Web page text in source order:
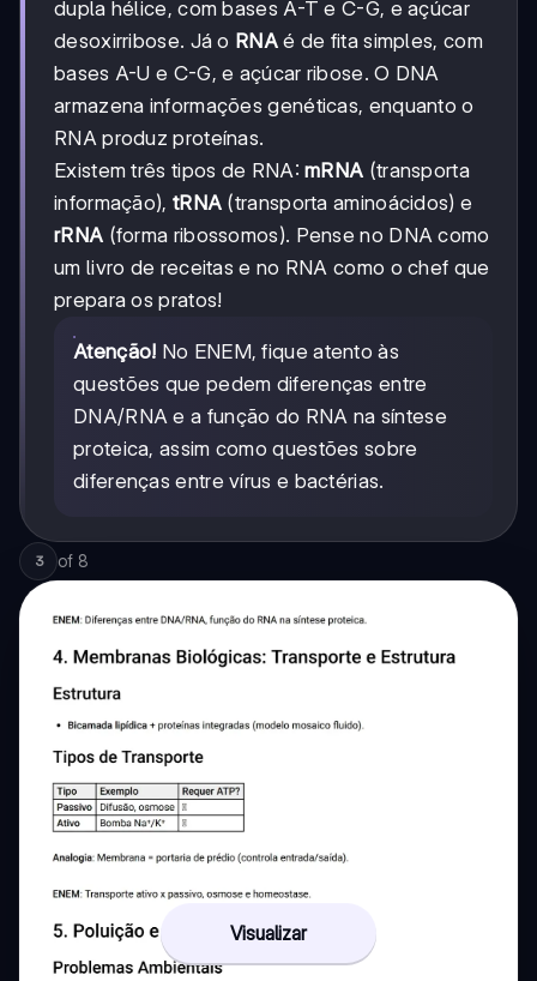
dupla hélice, com bases A-T e C-G, e açúcar
desoxirribose. Já o RNAé de fita simples, com
bases A-U e C-G, e açúcar ribose. O DNA
armazena informações genéticas, enquanto o
RNA produz proteínas.
Existem três tipos de RNA:mRNA (transporta
informação), tRNA (transporta aminoácidos) e
rRNA (forma ribossomos). Pense no DNA como
um livro de receitas e no RNA como o chef que
prepara os pratos!
Atenção! No ENEM, fique atento às
questões que pedem diferenças entre
DNA/RNA e a função do RNA na síntese
proteica, assim como questões sobre
diferenças entre vírus e bactérias.
3 of 8
Visualizar